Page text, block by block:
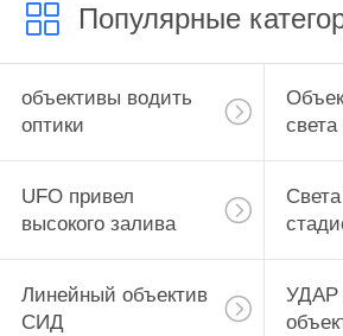
Популярные
объективы водить
оптики
UFO привел
высокого залива
Линейный объектив
СИД
УДАР